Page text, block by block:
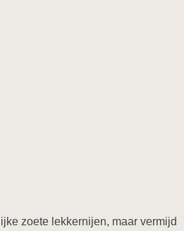
zoete lekkernijen, maar vermijd